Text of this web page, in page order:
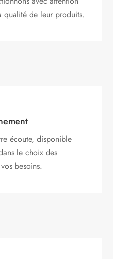
qualité de leur produits.
écoute, disponible
le choix des
besoins.